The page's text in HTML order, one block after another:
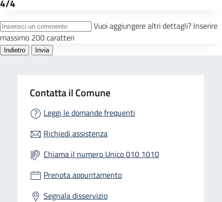
Contatta il Comune
Leggi le domande frequenti
Richiedi assistenza
Chiama il numero Unico 010 1010
Prenota appuntamento
Segnala disservizio